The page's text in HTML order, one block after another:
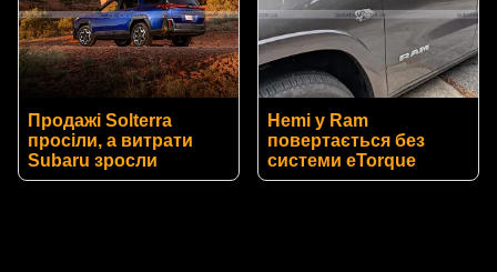
Продажі Solterra
просіли, а витрати
Subaru зросли
Hemi у Ram
повертається без
системи eTorque